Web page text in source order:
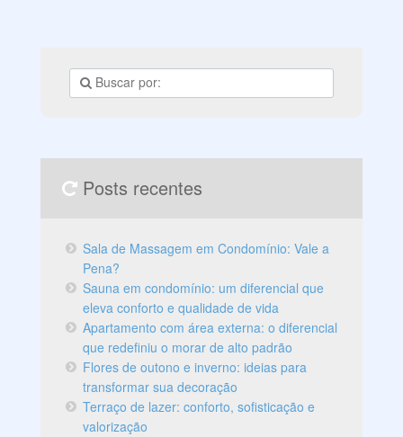
Posts recentes
Sala de Massagem em Condomínio: Vale a
Pena?
Sauna em condomínio: um diferencial que
eleva conforto e qualidade de vida
Apartamento com área externa: o diferencial
que redefiniu o morar de alto padrão
Flores de outono e inverno: ideias para
transformar sua decoração
Terraço de lazer: conforto, sofisticação e
valorização